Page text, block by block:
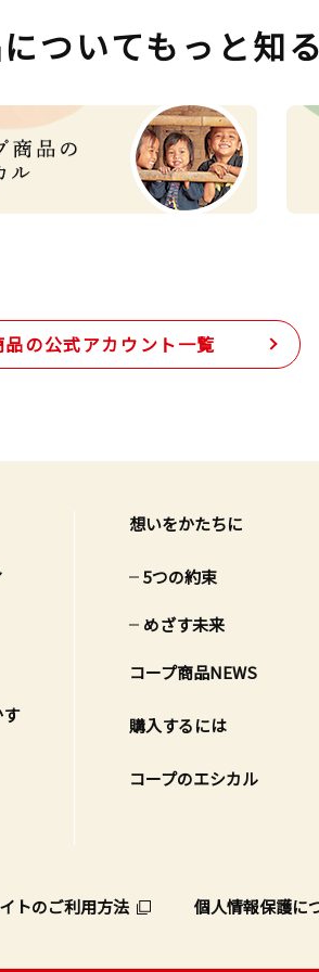
ついてもっと知
品の公式アカウント一覧
想いをかたちに
5つの約束
めざす未来
コープ商品NEWS
購入するには
コープのエシカル
トのご利用方法 個人情報保護に